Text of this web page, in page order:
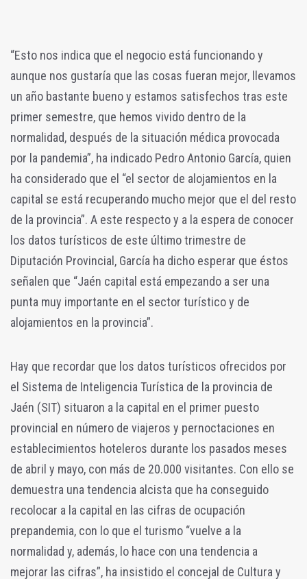
“Esto nos indica que el negocio está funcionando y
aunque nos gustaría que las cosas fueran mejor, llevamos
un año bastante bueno y estamos satisfechos tras este
primer semestre, que hemos vivido dentro de la
normalidad, después de la situación médica provocada
por la pandemia”, ha indicado Pedro Antonio García, quien
ha considerado que el “el sector de alojamientos en la
capital se está recuperando mucho mejor que el del resto
de la provincia”. A este respecto y a la espera de conocer
los datos turísticos de este último trimestre de
Diputación Provincial, García ha dicho esperar que éstos
señalen que “Jaén capital está empezando a ser una
punta muy importante en el sector turístico y de
alojamientos en la provincia”.
Hay que recordar que los datos turísticos ofrecidos por
el Sistema de Inteligencia Turística de la provincia de
Jaén (SIT) situaron a la capital en el primer puesto
provincial en número de viajeros y pernoctaciones en
establecimientos hoteleros durante los pasados meses
de abril y mayo, con más de 20.000 visitantes. Con ello se
demuestra una tendencia alcista que ha conseguido
recolocar a la capital en las cifras de ocupación
prepandemia, con lo que el turismo “vuelve a la
normalidad y, además, lo hace con una tendencia a
mejorar las cifras”, ha insistido el concejal de Cultura y